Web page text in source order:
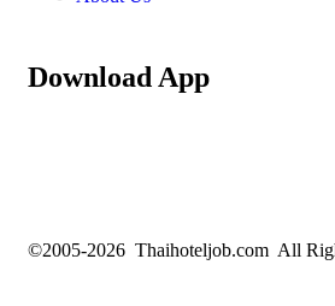
Download App
©2005-2026 Thaihoteljob.com All